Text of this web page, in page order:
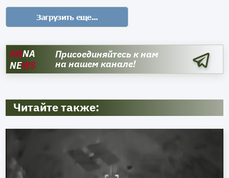
ANNA
NEWS
Присоединяйтесь к нам
на нашем канале!
Читайте также: